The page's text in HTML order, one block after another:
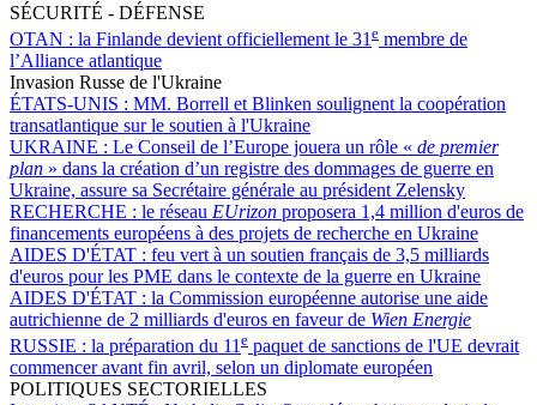
SÉCURITÉ - DÉFENSE
OTAN : la Finlande devient officiellement le 31 e membre de
l’Alliance atlantique
Invasion Russe de l'Ukraine
ÉTATS-UNIS : MM. Borrell et Blinken soulignent la coopération
transatlantique sur le soutien à l'Ukraine
UKRAINE : Le Conseil de l’Europe jouera un rôle « de premier
plan » dans la création d’un registre des dommages de guerre en
Ukraine, assure sa Secrétaire générale au président Zelensky
RECHERCHE : le réseau EUrizon proposera 1,4 million d'euros de
financements européens à des projets de recherche en Ukraine
AIDES D'ÉTAT : feu vert à un soutien français de 3,5 milliards
d'euros pour les PME dans le contexte de la guerre en Ukraine
AIDES D'ÉTAT : la Commission européenne autorise une aide
autrichienne de 2 milliards d'euros en faveur de Wien Energie
RUSSIE : la préparation du 11e paquet de sanctions de l'UE devrait
commencer avant fin avril, selon un diplomate européen
POLITIQUES SECTORIELLES